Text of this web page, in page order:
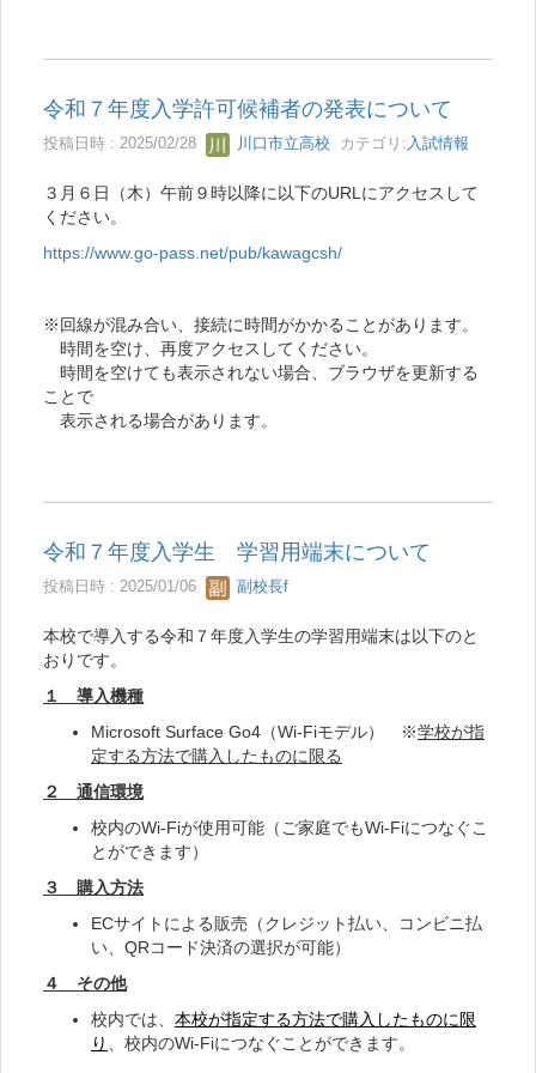
令和７年度入学許可候補者の発表について
投稿日時 : 2025/02/28 川口市立高校 カテゴリ: 入試情報
３月６日（木）午前９時以降に以下のURLにアクセスして
ください。
https://www.go-pass.net/pub/kawagcsh/
※回線が混み合い、接続に時間がかかることがあります。
時間を空け、再度アクセスしてください。
時間を空けても表示されない場合、ブラウザを更新する
ことで
表示される場合があります。
令和７年度入学生 学習用端末について
投稿日時 : 2025/01/06 副校長f
本校で導入する令和７年度入学生の学習用端末は以下のと
おりです。
１ 導入機種
Microsoft Surface Go4（Wi-Fiモデル） ※学校が指
定する方法で購入したものに限る
２ 通信環境
校内のWi-Fiが使用可能（ご家庭でもWi-Fiにつなぐこ
とができます）
３ 購入方法
ECサイトによる販売（クレジット払い、コンビニ払
い、QRコード決済の選択が可能）
４ その他
校内では、 本校が指定する方法で購入したものに限
り
、校内のWi-Fiにつなぐことができます。